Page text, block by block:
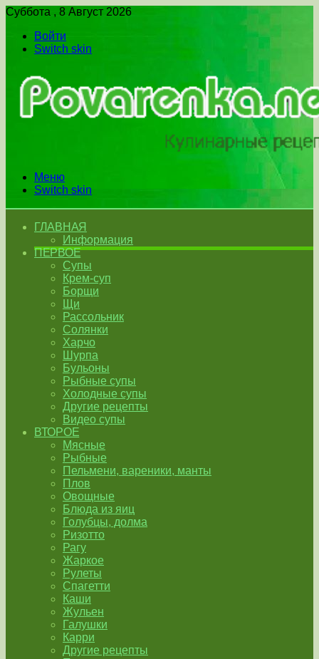
Суббота , 8 Август 2026
Войти
Switch skin
Меню
Switch skin
ГЛАВНАЯ
Информация
ПЕРВОЕ
Супы
Крем-суп
Борщи
Щи
Рассольник
Солянки
Харчо
Шурпа
Бульоны
Рыбные супы
Холодные супы
Другие рецепты
Видео супы
ВТОРОЕ
Мясные
Рыбные
Пельмени, вареники, манты
Плов
Овощные
Блюда из яиц
Голубцы, долма
Ризотто
Рагу
Жаркое
Рулеты
Спагетти
Каши
Жульен
Галушки
Карри
Другие рецепты